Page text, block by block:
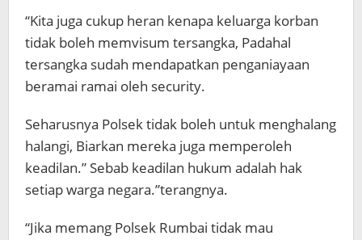
“Kita juga cukup heran kenapa keluarga korban
tidak boleh memvisum tersangka, Padahal
tersangka sudah mendapatkan penganiayaan
beramai ramai oleh security.
Seharusnya Polsek tidak boleh untuk menghalang
halangi, Biarkan mereka juga memperoleh
keadilan.” Sebab keadilan hukum adalah hak
setiap warga negara.”terangnya.
“Jika memang Polsek Rumbai tidak mau